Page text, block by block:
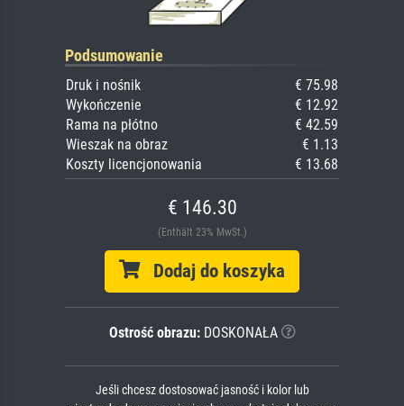
Podsumowanie
Druk i nośnik
€ 75.98
Wykończenie
€ 12.92
Rama na płótno
€ 42.59
Wieszak na obraz
€ 1.13
Koszty licencjonowania
€ 13.68
€ 146.30
(Enthält 23% MwSt.)
Dodaj do koszyka
Ostrość obrazu:DOSKONAŁA
Jeśli chcesz dostosować jasność i kolor lub